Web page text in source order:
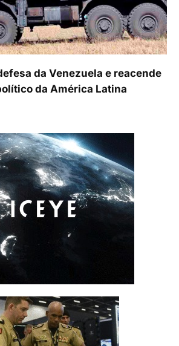
da Venezuela e reacende
da América Latina